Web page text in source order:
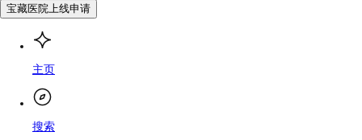
宝藏医院上线申请
主页
搜索